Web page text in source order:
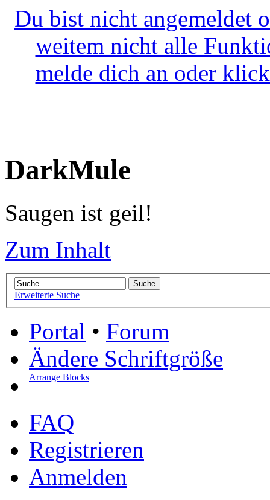
Du bist nicht angemeldet
weitem nicht alle
melde dich an oder
DarkMule
Saugen ist geil!
Zum Inhalt
Erweiterte Suche
Portal • Forum
Ändere Schriftgröße
Arrange Blocks
FAQ
Registrieren
Anmelden